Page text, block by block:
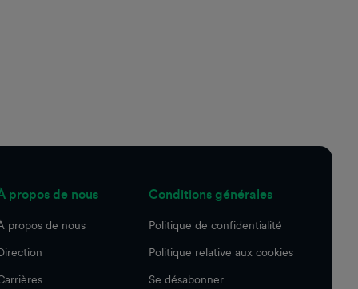
propos de nous
propos de nous
Conditions générales
Politique de confidentialité
Politique relative aux cookies
Se désabonner